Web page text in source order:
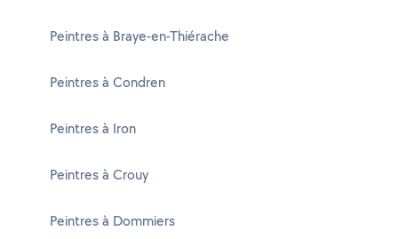
Peintres à Braye-en-Thiérache
Peintres à Condren
Peintres à Iron
Peintres à Crouy
Peintres à Dommiers